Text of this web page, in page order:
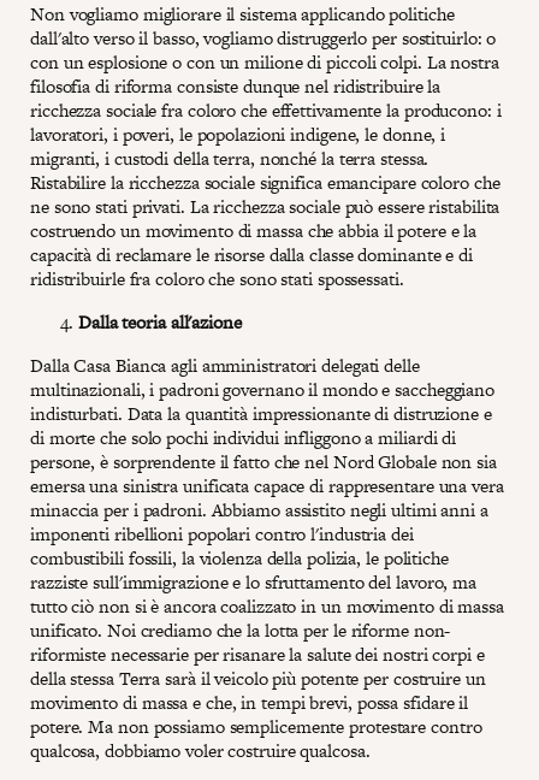
Non vogliamo migliorare il sistema applicando politiche
dall'alto verso il basso, vogliamo distruggerlo per sostituirlo: o
con un esplosione o con un milione di piccoli colpi. La nostra
filosofia di riforma consiste dunque nel ridistribuire la
ricchezza sociale fra coloro che effettivamente la producono: i
lavoratori, i poveri, le popolazioni indigene, le donne, i
migranti, i custodi della terra, nonché la terra stessa.
Ristabilire la ricchezza sociale significa emancipare coloro che
ne sono stati privati. La ricchezza sociale può essere ristabilita
costruendo un movimento di massa che abbia il potere e la
capacità di reclamare le risorse dalla classe dominante e di
ridistribuirle fra coloro che sono stati spossessati.
Dalla teoria all'azione
Dalla Casa Bianca agli amministratori delegati delle
multinazionali, i padroni governano il mondo e saccheggiano
indisturbati. Data la quantità impressionante di distruzione e
di morte che solo pochi individui infliggono a miliardi di
persone, è sorprendente il fatto che nel Nord Globale non sia
emersa una sinistra unificata capace di rappresentare una vera
minaccia per i padroni. Abbiamo assistito negli ultimi anni a
imponenti ribellioni popolari contro l'industria dei
combustibili fossili, la violenza della polizia, le politiche
razziste sull'immigrazione e lo sfruttamento del lavoro, ma
tutto ciò non si è ancora coalizzato in un movimento di massa
unificato. Noi crediamo che la lotta per le riforme non-
riformiste necessarie per risanare la salute dei nostri corpi e
della stessa Terra sarà il veicolo più potente per costruire un
movimento di massa e che, in tempi brevi, possa sfidare il
potere. Ma non possiamo semplicemente protestare contro
qualcosa, dobbiamo voler costruire qualcosa.